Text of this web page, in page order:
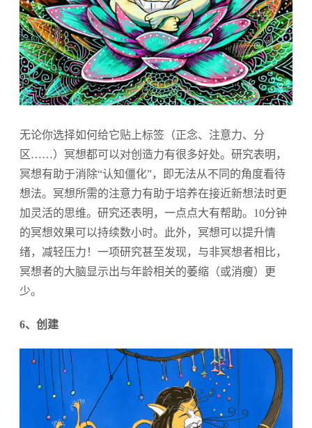
无论你选择如何给它贴上标签（正念、注意力、分
区……）冥想都可以对创造力有很多好处。研究表明，
冥想有助于消除“认知僵化”，即无法从不同的角度看待
想法。冥想所需的注意力有助于培养在接近新想法时更
加灵活的思维。研究还表明，一点点大有帮助。10分钟
的冥想效果可以持续数小时。此外，冥想可以提升情
绪，减轻压力！一项研究甚至发现，与非冥想者相比，
冥想者的大脑显示出与年龄相关的萎缩（或消瘦）更
少。
6、创建